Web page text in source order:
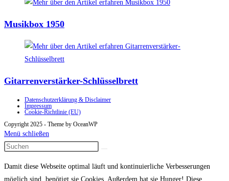
Musikbox 1950
Gitarrenverstärker-Schlüsselbrett
Datenschutzerklärung & Disclaimer
Impressum
Cookie-Richtlinie (EU)
Copyright 2025 - Theme by OceanWP
Menü schließen
Damit diese Webseite optimal läuft und kontinuierliche Verbesserungen
möglich sind, benötigt sie Cookies. Außerdem hat sie Hunger! Diese